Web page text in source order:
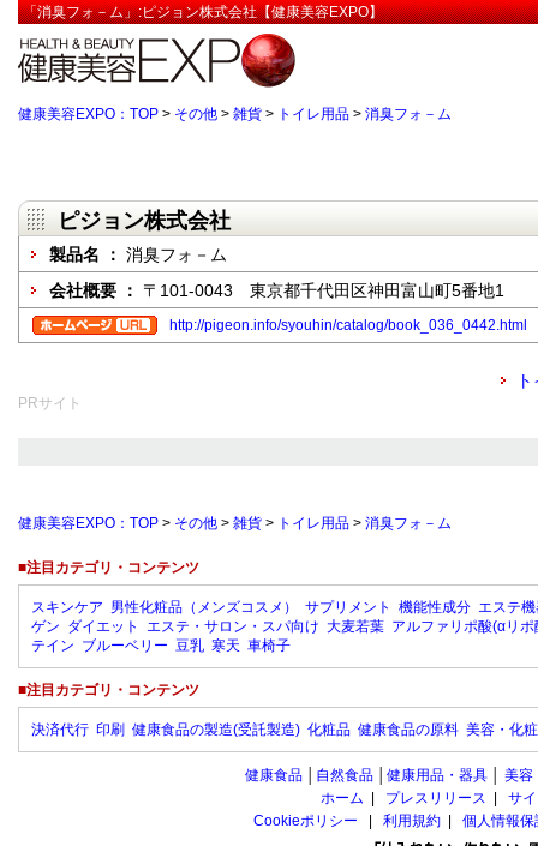
「消臭フォ－ム」:ピジョン株式会社【健康美容EXPO】
健康美容EXPO：TOP > その他 > 雑貨 > トイレ用品 > 消臭フォ－ム
ピジョン株式会社
製品名 ： 消臭フォ－ム
会社概要 ： 〒101-0043 東京都千代田区神田富山町5番地1
http://pigeon.info/syouhin/catalog/book_036_0442.html
PRサイト
健康美容EXPO：TOP > その他 > 雑貨 > トイレ用品 > 消臭フォ－ム
■注目カテゴリ・コンテンツ
スキンケア 男性化粧品（メンズコスメ） サプリメント 機能性成分 エステ
ゲン ダイエット エステ・サロン・スパ向け 大麦若葉 アルファリポ酸(αリポ
テイン ブルーベリー 豆乳 寒天 車椅子
■注目カテゴリ・コンテンツ
決済代行 印刷 健康食品の製造(受託製造) 化粧品 健康食品の原料 美容・化
健康食品 自然食品 健康用品・器具 美容
ホーム
プレスリリース
サ
Cookieポリシー
利用規約 個人情報